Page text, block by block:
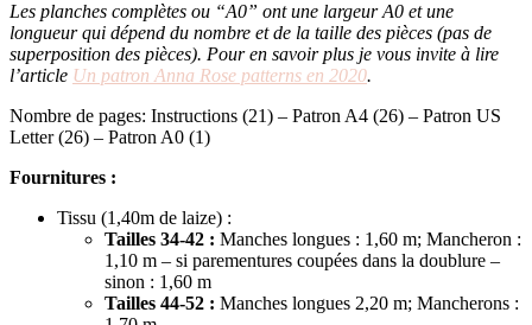
Les planches complètes ou “A0” ont une largeur A0 et une
longueur qui dépend du nombre et de la taille des pièces (pas de
superposition des pièces). Pour en savoir plus je vous invite à lire
l’article Un patron Anna Rose patterns en 2020.
Nombre de pages: Instructions (21) – Patron A4 (26) – Patron US
Letter (26) – Patron A0 (1)
Fournitures :
Tissu (1,40m de laize) :
Tailles 34-42 : Manches longues : 1,60 m; Mancheron :
1,10 m – si parementures coupées dans la doublure –
sinon : 1,60 m
Tailles 44-52 : Manches longues 2,20 m; Mancherons :